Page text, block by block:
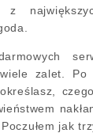
z
zalet. Po
jak